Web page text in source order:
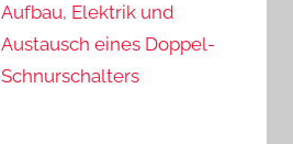
Aufbau, Elektrik und
Austausch eines Doppel-
Schnurschalters